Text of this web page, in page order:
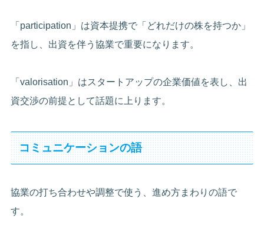
「participation」は資本提携で「どれだけの株を持つか」
を指し、出資を伴う協業で重要になります。
「valorisation」はスタートアップの企業価値を表し、出
資交渉の前提として話題に上ります。
コミュニケーションの語
協業の打ち合わせや調整で使う、進め方まわりの語で
す。